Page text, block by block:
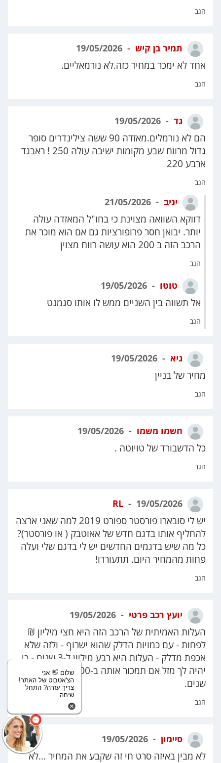
הגב
תמיר בן קיש
אחד לא ימכר במחיר כזה.לא נורמאליים.
הגב
גד
הם לא נורמלים.מאזדה 90 ששה צילינדרים סופר
גדול מרווח שבע מקומות ישיבה עולה 250 ! ראבגד
ארבע 220
הגב
יניב
דווקא השוואה מצוינת כי בחו"ל המאזדה עולה
יותר. יבואן חסר פרופורציות גם אם הוא מוכר את
הרכב הזה ב 200 הוא עושה רווח מצוין
הגב
טוטו
אל תשווה בין השניים ממש לו אותו סגמנט
הגב
גיא
מחיר של בניין
הגב
חשמו משמו
כל הדשבורד של טויוטה .
הגב
RL 19/05/2026
יש לי סובארו פורסטר ספורט 2019 למה שאני ארצה
להחליף אותו בדגם חדש של אאוטבק ( או פורסטר)?
כל מה שיש בדגמים החדשים יש לי בדגם שלי ועלה
פחות מהמחיר היום. תתעוררו!
הגב
יועץ רכב פרטי
העלות האמיתית של הרכב הזה היא חצי מיליון ₪
לפחות - עם כמויות הדלק שהוא ישרוף - ולזה שלא
אכפת מדלק - העלות היא רבע מיליון ל-3 שנים - כי
שנים.
הגב
סיימון
לא מבין באיזה סרט חי זה שקבע את המחיר ...לא
שלום 👋 אני
הצ'אטבוט של האתר!
צריך עזרה? התחל
שיחה.